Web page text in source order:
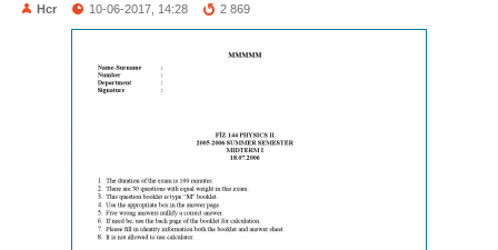
Hcr 10-06-2017, 14:28 2 869